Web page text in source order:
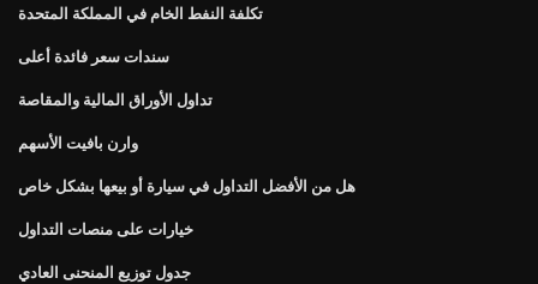
تكلفة النفط الخام في المملكة المتحدة
سندات سعر فائدة أعلى
تداول الأوراق المالية والمقاصة
وارن بافيت الأسهم
هل من الأفضل التداول في سيارة أو بيعها بشكل خاص
خيارات على منصات التداول
جدول توزيع المنحنى العادي